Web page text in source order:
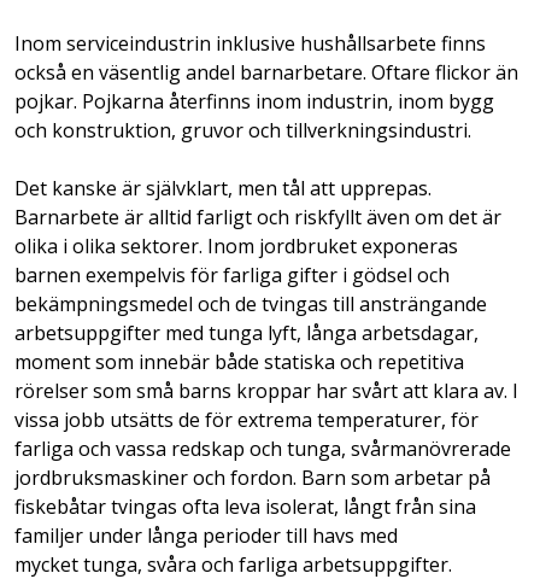
Inom serviceindustrin inklusive hushållsarbete finns
också en väsentlig andel barnarbetare. Oftare flickor än
pojkar. Pojkarna återfinns inom industrin, inom bygg
och konstruktion, gruvor och tillverkningsindustri.
Det kanske är självklart, men tål att upprepas.
Barnarbete är alltid farligt och riskfyllt även om det är
olika i olika sektorer. Inom jordbruket exponeras
barnen exempelvis för farliga gifter i gödsel och
bekämpningsmedel och de tvingas till ansträngande
arbetsuppgifter med tunga lyft, långa arbetsdagar,
moment som innebär både statiska och repetitiva
rörelser som små barns kroppar har svårt att klara av. I
vissa jobb utsätts de för extrema temperaturer, för
farliga och vassa redskap och tunga, svårmanövrerade
jordbruksmaskiner och fordon. Barn som arbetar på
fiskebåtar tvingas ofta leva isolerat, långt från sina
familjer under långa perioder till havs med
mycket tunga, svåra och farliga arbetsuppgifter.